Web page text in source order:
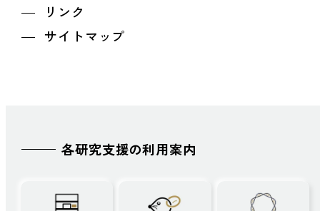
リンク
サイトマップ
各研究支援の利用案内